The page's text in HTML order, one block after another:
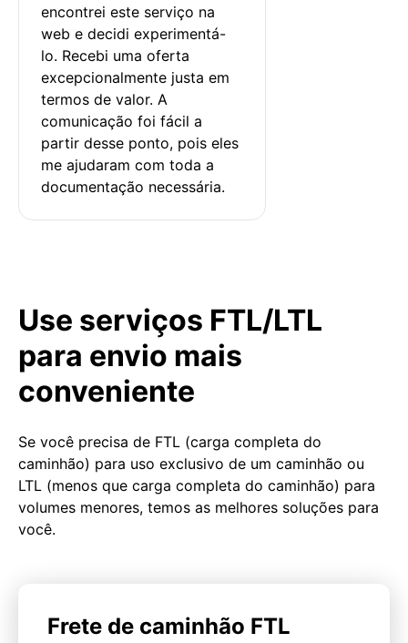
encontrei este serviço na
web e decidi experimentá-
lo. Recebi uma oferta
excepcionalmente justa em
termos de valor. A
comunicação foi fácil a
partir desse ponto, pois eles
me ajudaram com toda a
documentação necessária.
Use serviços FTL/LTL
para envio mais
conveniente
Se você precisa de FTL (carga completa do
caminhão) para uso exclusivo de um caminhão ou
LTL (menos que carga completa do caminhão) para
volumes menores, temos as melhores soluções para
você.
Frete de caminhão FTL